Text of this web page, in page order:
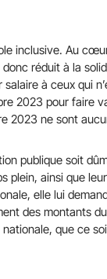
inclusive. Au
réduit à la
à ceux qui
2023 pour faire
2023 ne sont
publique soit
ainsi que
elle lui
des montants
que ce